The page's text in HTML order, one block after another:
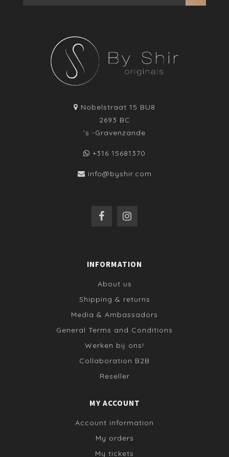
Nobelstraat 15 BU8
2693 BC
's -Gravenzande
+316 15681370
info@byshir.com
INFORMATION
About us
Shipping & returns
Media & Ambassadors
General Terms and Conditions
Werken bij ons!
Collaboration B2B
Reseller
MY ACCOUNT
Account information
My orders
My tickets